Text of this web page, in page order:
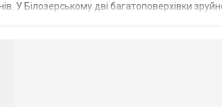
У Білозерському дві багатоповерхівки